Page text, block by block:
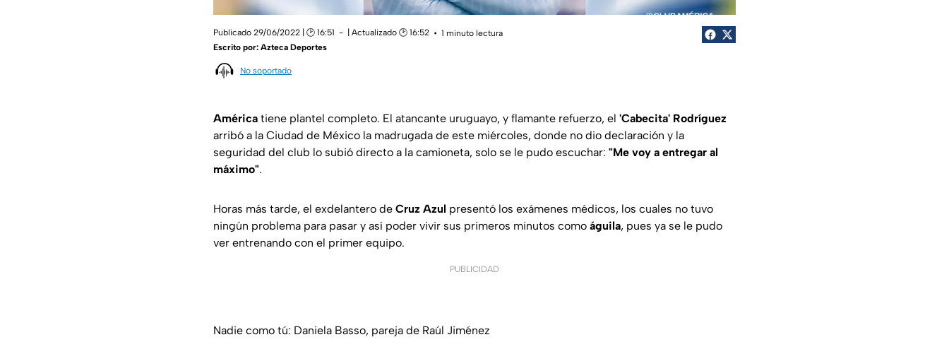
Publicado 29/06/2022 | 🕑 16:51 | Actualizado 🕑 16:52
1 minuto lectura
Escrito por: Azteca Deportes
No soportado
América tiene plantel completo. El atancante uruguayo, y flamante refuerzo, el 'Cabecita' Rodríguez
arribó a la Ciudad de México la madrugada de este miércoles, donde no dio declaración y la
seguridad del club lo subió directo a la camioneta, solo se le pudo escuchar: "Me voy a entregar al
máximo".
Horas más tarde, el exdelantero de Cruz Azul presentó los exámenes médicos, los cuales no tuvo
ningún problema para pasar y así poder vivir sus primeros minutos como águila, pues ya se le pudo
ver entrenando con el primer equipo.
PUBLICIDAD
Nadie como tú: Daniela Basso, pareja de Raúl Jiménez